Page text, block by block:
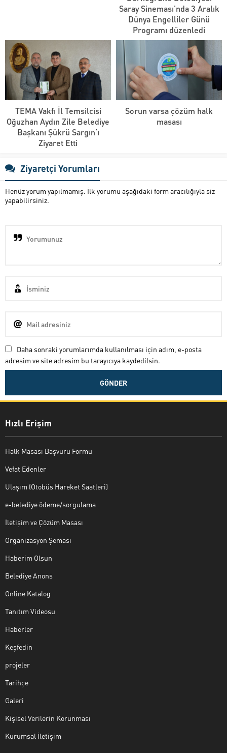
Saray Sineması’nda 3 Aralık
Dünya Engelliler Günü
Programı düzenledi
TEMA Vakfı İl Temsilcisi
Oğuzhan Aydın Zile Belediye
Başkanı Şükrü Sargın’ı
Ziyaret Etti
Sorun varsa çözüm halk
masası
Ziyaretçi Yorumları
Henüz yorum yapılmamış. İlk yorumu aşağıdaki form aracılığıyla siz
yapabilirsiniz.
Daha sonraki yorumlarımda kullanılması için adım, e-posta
adresim ve site adresim bu tarayıcıya kaydedilsin.
Hızlı Erişim
Halk Masası Başvuru Formu
Vefat Edenler
Ulaşım (Otobüs Hareket Saatleri)
e-belediye ödeme/sorgulama
İletişim ve Çözüm Masası
Organizasyon Şeması
Haberim Olsun
Belediye Anons
Online Katalog
Tanıtım Videosu
Haberler
Keşfedin
projeler
Tarihçe
Galeri
Kişisel Verilerin Korunması
Kurumsal İletişim